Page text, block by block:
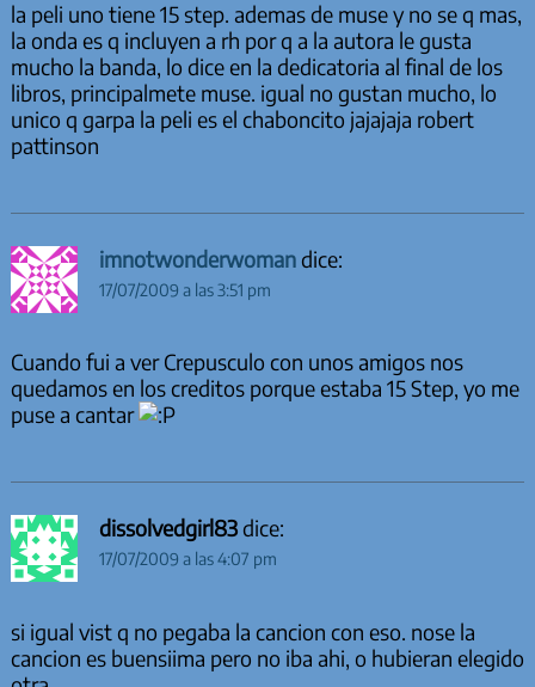
la peli uno tiene 15 step. ademas de muse y no se q mas,
la onda es q incluyen a rh por q a la autora le gusta
mucho la banda, lo dice en la dedicatoria al final de los
libros, principalmete muse. igual no gustan mucho, lo
unico q garpa la peli es el chaboncito jajajaja robert
pattinson
imnotwonderwomandice:
17/07/2009 a las 3:51 pm
Cuando fui a ver Crepusculo con unos amigos nos
quedamos en los creditos porque estaba 15 Step, yo me
puse a cantar
dissolvedgirl83dice:
17/07/2009 a las 4:07 pm
si igual vist q no pegaba la cancion con eso. nose la
cancion es buensiima pero no iba ahi, o hubieran elegido